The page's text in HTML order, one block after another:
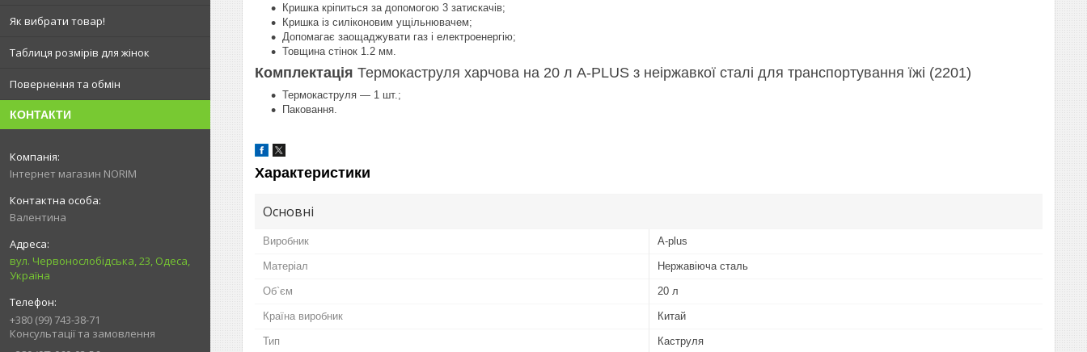
Як вибрати товар!
Таблиця розмірів для жінок
Повернення та обмін
КОНТАКТИ
Інтернет магазин NORIM
Валентина
вул. Червонослобідська, 23, Одеса,
Україна
+380 (99) 743-38-71
Консультації та замовлення
Кришка кріпиться за допомогою 3 затискачів;
Кришка із силіконовим ущільнювачем;
Допомагає заощаджувати газ і електроенергію;
Товщина стінок 1.2 мм.
Комплектація Термокаструля харчова на 20 л A-PLUS з неіржавкої сталі для транспортування їжі (2201)
Термокаструля — 1 шт.;
Паковання.
Характеристики
Основні
Виробник A-plus
Матеріал Нержавіюча сталь
Об`єм 20 л
Країна виробник Китай
Тип Каструля